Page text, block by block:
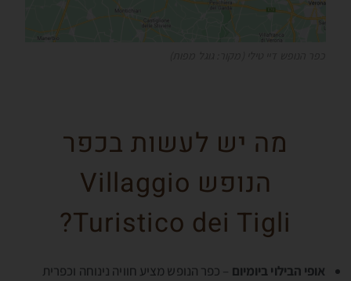
מה יש לעשות בכפר
הנופש Villaggio
Turistico dei Tigli?
אופי הבילוי ביומיום – כפר הנופש מציע חוויה נינוחה וכפרית